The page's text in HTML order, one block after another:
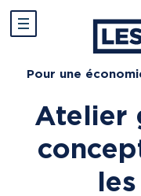
Pour une
Atelier